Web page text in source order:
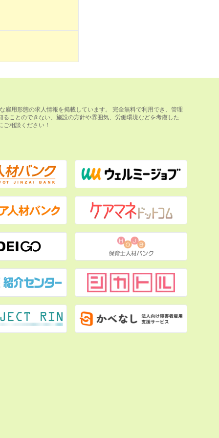
用形態の求人情報を掲載しています。 完全無料で利用でき、管理
ことのできない、施設の方針や雰囲気、労働環境などを考慮した
相談ください！